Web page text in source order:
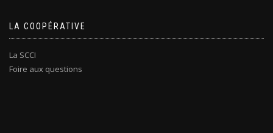
LA COOPÉRATIVE
La SCCI
Foire aux questions